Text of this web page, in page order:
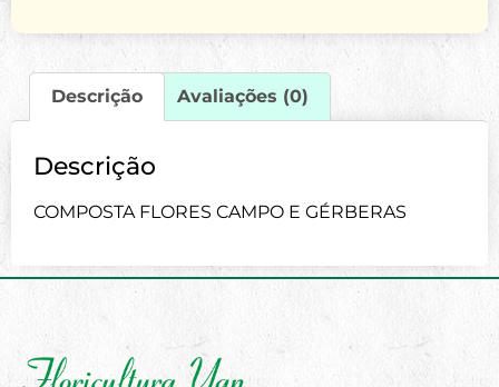
Descrição Avaliações (0)
Descrição
COMPOSTA FLORES CAMPO E GÉRBERAS